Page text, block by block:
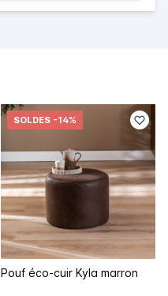
SOLDES -14%
Pouf éco-cuir Kyla marron